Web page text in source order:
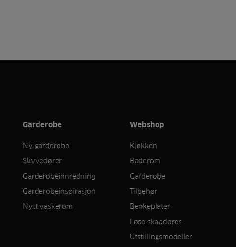
Garderobe
Ny garderobe
Skyvedører
Garderobeinnredning
Garderobeinspirasjon
Nytt vaskerom
Webshop
Kjøkken
Baderom
Garderobe
Tilbehør
Benkeplater
Løse skapdører
Utstillingsmodeller